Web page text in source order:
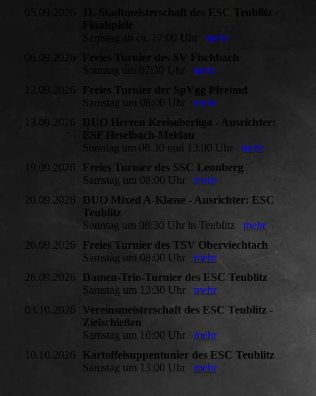
11. Stadtmeisterschaft des ESC Teublitz -
mehr
Freies Turnier des SV Fischbach
mehr
Freies Turnier der SpVgg Pfreimd
Samstag um 08:00 Uhr mehr
13.09.2026
DUO Herren Kreisoberliga - Ausrichter:
ESF Heselbach-Meldau
Sonntag um 08:30 und 13:00 Uhr mehr
19.09.2026
Freies Turnier des SSC Leonberg
Samstag um 08:00 Uhr mehr
20.09.2026
DUO Mixed A-Klasse - Ausrichter: ESC
Teublitz
Sonntag um 08:30 Uhr in Teublitz mehr
26.09.2026
Freies Turnier des TSV Oberviechtach
Samstag um 08:00 Uhr mehr
26.09.2026
Damen-Trio-Turnier des ESC Teublitz
Samstag um 13:30 Uhr mehr
03.10.2026
Vereinsmeisterschaft des ESC Teublitz -
Zielschießen
Samstag um 10:00 Uhr mehr
10.10.2026
Kartoffelsuppentunier des ESC Teublitz
Samstag um 13:00 Uhr mehr